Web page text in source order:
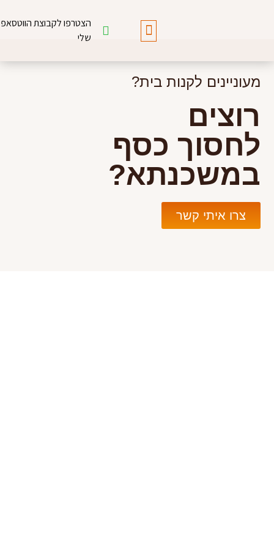
הצטרפו לקבוצת הווטסאפ
שלי
מעוניינים לקנות בית?
רוצים
לחסוך כסף
במשכנתא?
צרו איתי קשר